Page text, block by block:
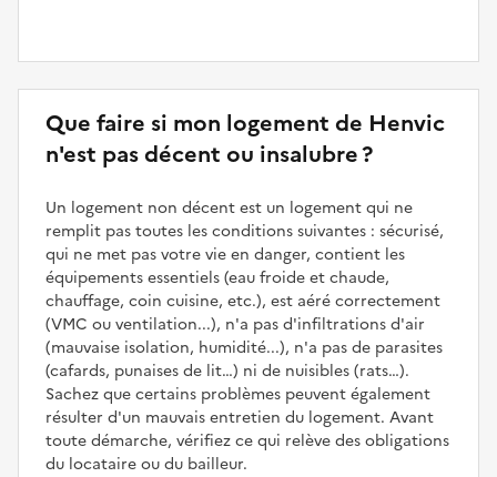
Que faire si mon logement de Henvic
n'est pas décent ou insalubre ?
Un logement non décent est un logement qui ne
remplit pas toutes les conditions suivantes : sécurisé,
qui ne met pas votre vie en danger, contient les
équipements essentiels (eau froide et chaude,
chauffage, coin cuisine, etc.), est aéré correctement
(VMC ou ventilation...), n'a pas d'infiltrations d'air
(mauvaise isolation, humidité...), n'a pas de parasites
(cafards, punaises de lit…) ni de nuisibles (rats…).
Sachez que certains problèmes peuvent également
résulter d'un mauvais entretien du logement. Avant
toute démarche, vérifiez ce qui relève des obligations
du locataire ou du bailleur.